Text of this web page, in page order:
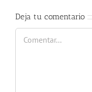
Deja tu comentario
Comentar